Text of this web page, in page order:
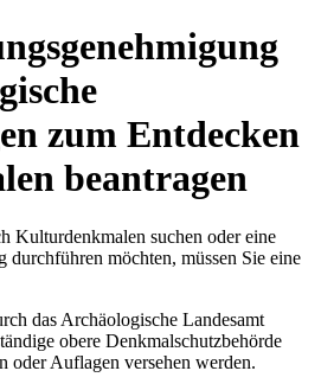
zum Entdecken
beantragen
Kulturdenkmalen suchen oder eine
durchführen möchten, müssen Sie eine
das Archäologische Landesamt
obere Denkmalschutzbehörde
oder Auflagen versehen werden.